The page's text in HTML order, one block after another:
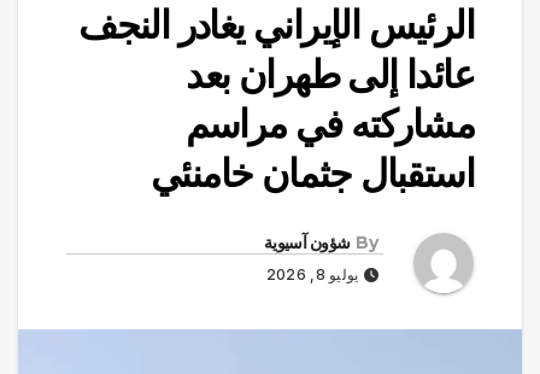
الرئيس الإيراني يغادر النجف
عائدا إلى طهران بعد
مشاركته في مراسم
استقبال جثمان خامنئي
By شؤون آسيوية
يوليو 8, 2026